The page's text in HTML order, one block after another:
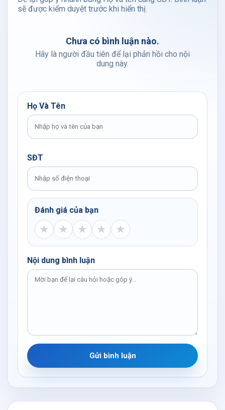
sẽ được kiểm duyệt trước khi hiển thị.
Chưa có bình luận nào.
Hãy là người đầu tiên để lại phản hồi cho nội
dung này.
Họ Và Tên
SĐT
Đánh giá của bạn
★ ★ ★ ★ ★
Nội dung bình luận
Gửi bình luận